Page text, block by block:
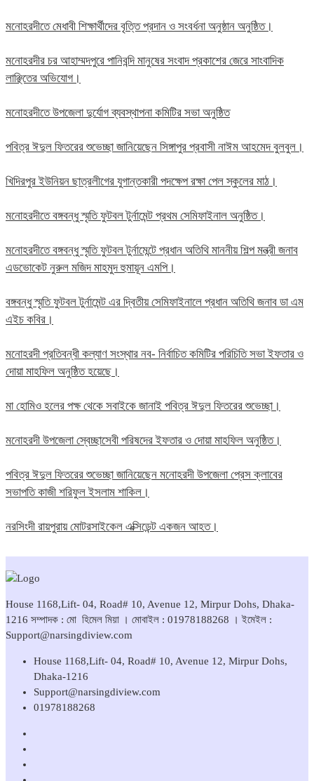
মনোহরদীতে মেধাবী শিক্ষার্থীদের বৃত্তি প্রদান ও সংবর্ধনা অনুষ্ঠান অনুষ্ঠিত।
মনোহরদীর চর আহাম্মদপুরে পানিবন্দি মানুষের সংবাদ প্রকাশের জেরে সাংবাদিক
লাঞ্ছিতের অভিযোগ।
মনোহরদীতে উপজেলা দুর্যোগ ব্যবস্থাপনা কমিটির সভা অনুষ্ঠিত
পবিত্র ঈদুল ফিতরের শুভেচ্ছা জানিয়েছেন সিঙ্গাপুর প্রবাসী নাঈম আহমেদ বুলবুল।
খিদিরপুর ইউনিয়ন ছাত্রলীগের যুগান্তকারী পদক্ষেপ রক্ষা পেল স্কুলের মাঠ।
মনোহরদীতে বঙ্গবন্ধু স্মৃতি ফুটবল টুর্নামেন্ট প্রথম সেমিফাইনাল অনুষ্ঠিত।
মনোহরদীতে বঙ্গবন্ধু স্মৃতি ফুটবল টুর্নামেন্টে প্রধান অতিথি মাননীয় শিল্প মন্ত্রী জনাব
এডভোকেট নুরুল মজিদ মাহমুদ হুমায়ূন এমপি।
বঙ্গবন্ধু স্মৃতি ফুটবল টুর্নামেন্ট এর দ্বিতীয় সেমিফাইনালে প্রধান অতিথি জনাব ডা এম
এইচ কবির।
মনোহরদী প্রতিবন্ধী কল্যাণ সংস্থার নব- নির্বাচিত কমিটির পরিচিতি সভা ইফতার ও
দোয়া মাহফিল অনুষ্ঠিত হয়েছে।
মা হোমিও হলের পক্ষ থেকে সবাইকে জানাই পবিত্র ঈদুল ফিতরের শুভেচ্ছা।
মনোহরদী উপজেলা স্বেচ্ছাসেবী পরিষদের ইফতার ও দোয়া মাহফিল অনুষ্ঠিত।
পবিত্র ঈদুল ফিতরের শুভেচ্ছা জানিয়েছেন মনোহরদী উপজেলা প্রেস ক্লাবের
সভাপতি কাজী শরিফুল ইসলাম শাকিল।
নরসিংদী রায়পুরায় মোটরসাইকেল এক্সিডেন্ট একজন আহত।
House 1168,Lift- 04, Road# 10, Avenue 12, Mirpur Dohs, Dhaka-
1216 সম্পাদক : মো হিমেল মিয়া । মোবাইল : 01978188268 । ইমেইল :
Support@narsingdiview.com
House 1168,Lift- 04, Road# 10, Avenue 12, Mirpur Dohs,
Dhaka-1216
Support@narsingdiview.com
01978188268